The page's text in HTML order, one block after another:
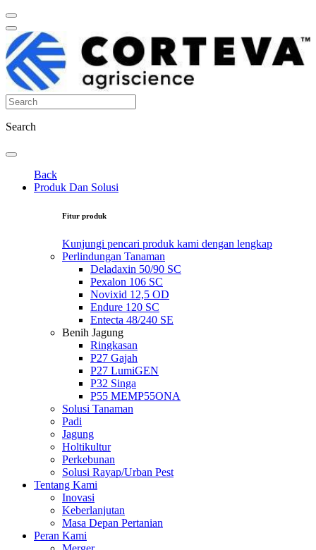
Search
Back
Produk Dan Solusi
Fitur produk
Kunjungi pencari produk kami dengan lengkap
Perlindungan Tanaman
Deladaxin 50/90 SC
Pexalon 106 SC
Novixid 12,5 OD
Endure 120 SC
Entecta 48/240 SE
Benih Jagung
Ringkasan
P27 Gajah
P27 LumiGEN
P32 Singa
P55 MEMP55ONA
Solusi Tanaman
Padi
Jagung
Holtikultur
Perkebunan
Solusi Rayap/Urban Pest
Tentang Kami
Inovasi
Keberlanjutan
Masa Depan Pertanian
Peran Kami